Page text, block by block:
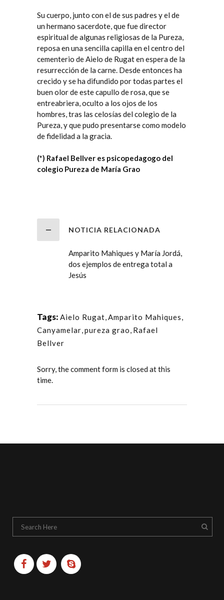
Su cuerpo, junto con el de sus padres y el de
un hermano sacerdote, que fue director
espiritual de algunas religiosas de la Pureza,
reposa en una sencilla capilla en el centro del
cementerio de Aielo de Rugat en espera de la
resurrección de la carne. Desde entonces ha
crecido y se ha difundido por todas partes el
buen olor de este capullo de rosa, que se
entreabriera, oculto a los ojos de los
hombres, tras las celosías del colegio de la
Pureza, y que pudo presentarse como modelo
de fidelidad a la gracia.
(*) Rafael Bellver es psicopedagogo del
colegio Pureza de María Grao
NOTICIA RELACIONADA
Amparito Mahiques y María Jordá,
dos ejemplos de entrega total a
Jesús
Tags: Aielo Rugat,Amparito Mahiques,
Canyamelar,pureza grao, Rafael
Bellver
Sorry, the comment form is closed at this
time.